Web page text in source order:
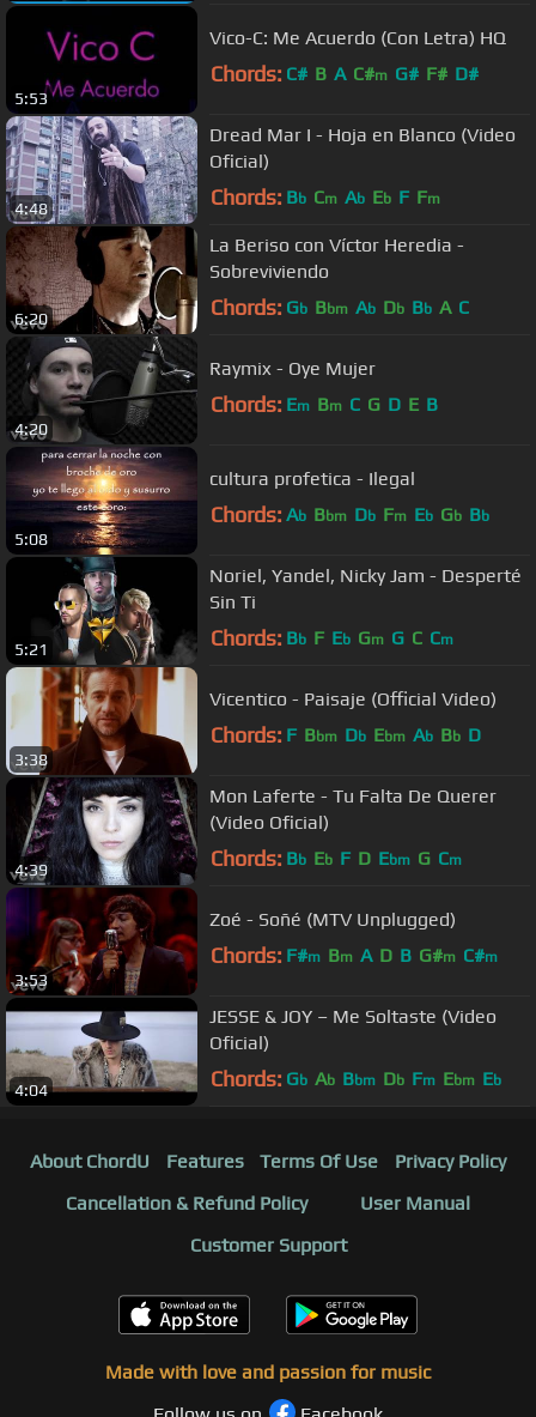
5:53
Vico-C: Me Acuerdo (Con Letra) HQ
Chords: C# B A C#m G# F# D#
4:48
Dread Mar I - Hoja en Blanco (Video
Oficial)
Chords: Bb Cm Ab Eb F Fm
6:20
La Beriso con Víctor Heredia -
Sobreviviendo
Chords: Gb Bbm Ab Db Bb A C
4:20
Raymix - Oye Mujer
Chords: Em Bm C G D E B
5:08
cultura profetica - Ilegal
Chords: Ab Bbm Db Fm Eb Gb Bb
5:21
Noriel, Yandel, Nicky Jam - Desperté
Sin Ti
Chords: Bb F Eb Gm G C Cm
3:38
Vicentico - Paisaje (Official Video)
Chords: F Bbm Db Ebm Ab Bb D
4:39
Mon Laferte - Tu Falta De Querer
(Video Oficial)
Chords: Bb Eb F D Ebm G Cm
3:53
Zoé - Soñé (MTV Unplugged)
Chords: F#m Bm A D B G#m C#m
4:04
JESSE & JOY – Me Soltaste (Video
Oficial)
Chords: Gb Ab Bbm Db Fm Ebm Eb
About ChordU Features Terms Of Use
Privacy Policy
Cancellation & Refund Policy
User Manual
Customer Support
Made with love and passion for music